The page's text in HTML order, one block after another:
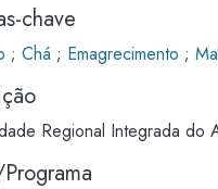
chave
; Chá ; Emagrecimento ;
Regional Integrada do